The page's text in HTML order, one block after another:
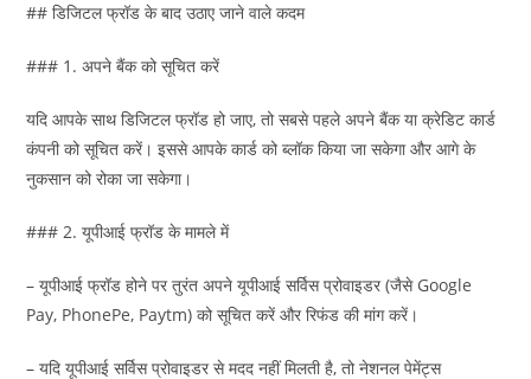
## डिजिटल फ्रॉड के बाद उठाए जाने वाले कदम
### 1. अपने बैंक को सूचित करें
यदि आपके साथ डिजिटल फ्रॉड हो जाए, तो सबसे पहले अपने बैंक या क्रेडिट कार्ड
कंपनी को सूचित करें। इससे आपके कार्ड को ब्लॉक किया जा सकेगा और आगे के
नुकसान को रोका जा सकेगा।
### 2. यूपीआई फ्रॉड के मामले में
– यूपीआई फ्रॉड होने पर तुरंत अपने यूपीआई सर्विस प्रोवाइडर (जैसे Google
Pay, PhonePe, Paytm) को सूचित करें और रिफंड की मांग करें।
– यदि यूपीआई सर्विस प्रोवाइडर से मदद नहीं मिलती है, तो नेशनल पेमेंट्स